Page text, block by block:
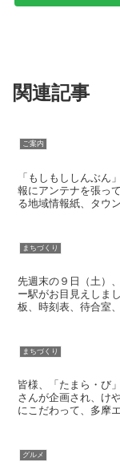
関連記事
ご案内
「もしもししんぶん
報にアンテナを張っ
る地域情報紙、タウ
まちづくり
先週末の９日（土）
ー駅がお目見えしま
板、時刻表、待合室
まちづくり
皆様、「たまら・び
さんが企画され、け
にこだわって、多摩
グルメ